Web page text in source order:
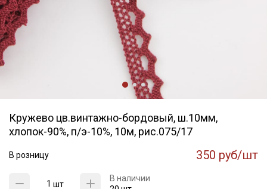
Кружево цв.винтажно-бордовый, ш.10мм,
хлопок-90%, п/э-10%, 10м, рис.075/17
В розницу 350 руб/шт
шт
В наличии